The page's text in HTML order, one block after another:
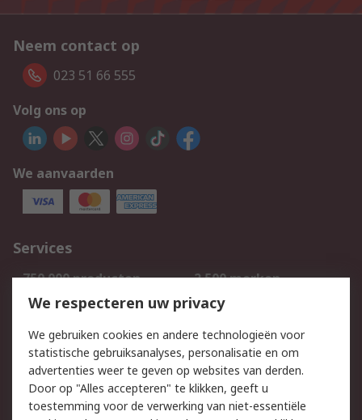
Neem contact op
023 51 66 555
Volg ons op
We aanvaarden
Services
750.000 producten
2.500 merken
Bestellen
Inkoopoplossingen
Track & Trace
Wettelijk
We respecteren uw privacy
We gebruiken cookies en andere technologieën voor
statistische gebruiksanalyses, personalisatie en om
advertenties weer te geven op websites van derden.
Door op "Alles accepteren" te klikken, geeft u
toestemming voor de verwerking van niet-essentiële